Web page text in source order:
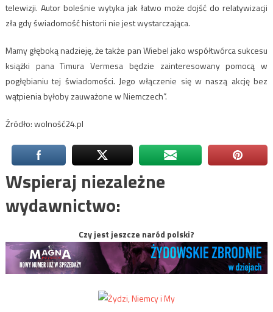
telewizji. Autor boleśnie wytyka jak łatwo może dojść do relatywizacji
zła gdy świadomość historii nie jest wystarczająca.
Mamy głęboką nadzieję, że także pan Wiebel jako współtwórca sukcesu
książki pana Timura Vermesa będzie zainteresowany pomocą w
pogłębianiu tej świadomości. Jego włączenie się w naszą akcję bez
wątpienia byłoby zauważone w Niemczech”.
Źródło: wolność24.pl
Wspieraj niezależne
wydawnictwo:
Czy jest jeszcze naród polski?